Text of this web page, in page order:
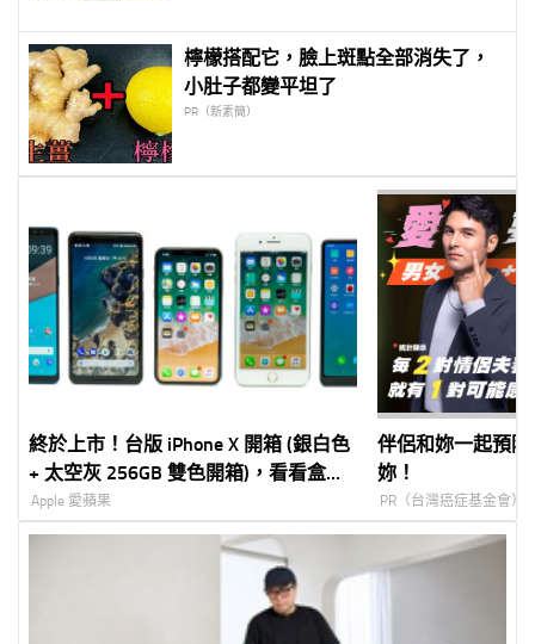
檸檬搭配它，臉上斑點全部消失了，
小肚子都變平坦了
PR（新素簡）
終於上市！台版 iPhone X 開箱 (銀白色
+ 太空灰 256GB 雙色開箱)，看看盒中
有什麼？( iPhone X unboxing)
Apple 愛蘋果
伴侶和妳一起預
妳！
PR（台灣癌症基金會）